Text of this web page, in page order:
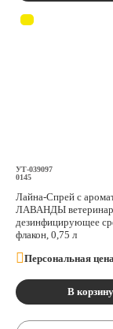
УТ-039097
0145
Лайна-Спрей с
ЛАВАНДЫ
дезинфицирующее
флакон, 0,75 л
Персональная цена
В корзину